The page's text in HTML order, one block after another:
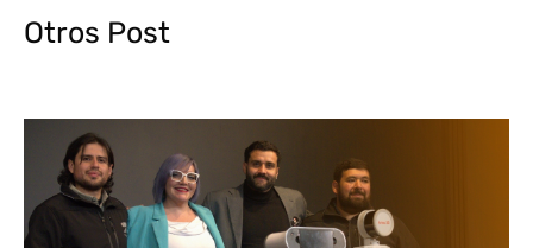
Otros Post